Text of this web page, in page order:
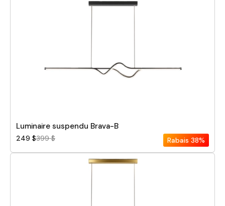
Luminaire suspendu Brava-B
249 $399 $ Rabais 38%